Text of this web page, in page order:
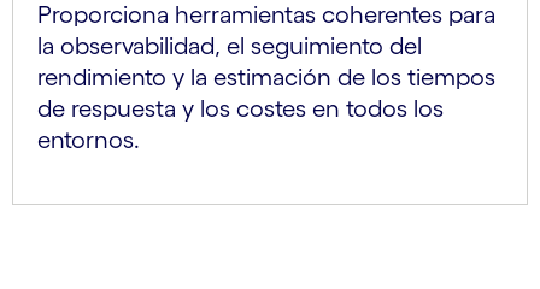
Proporciona herramientas coherentes para
la observabilidad, el seguimiento del
rendimiento y la estimación de los tiempos
de respuesta y los costes en todos los
entornos.